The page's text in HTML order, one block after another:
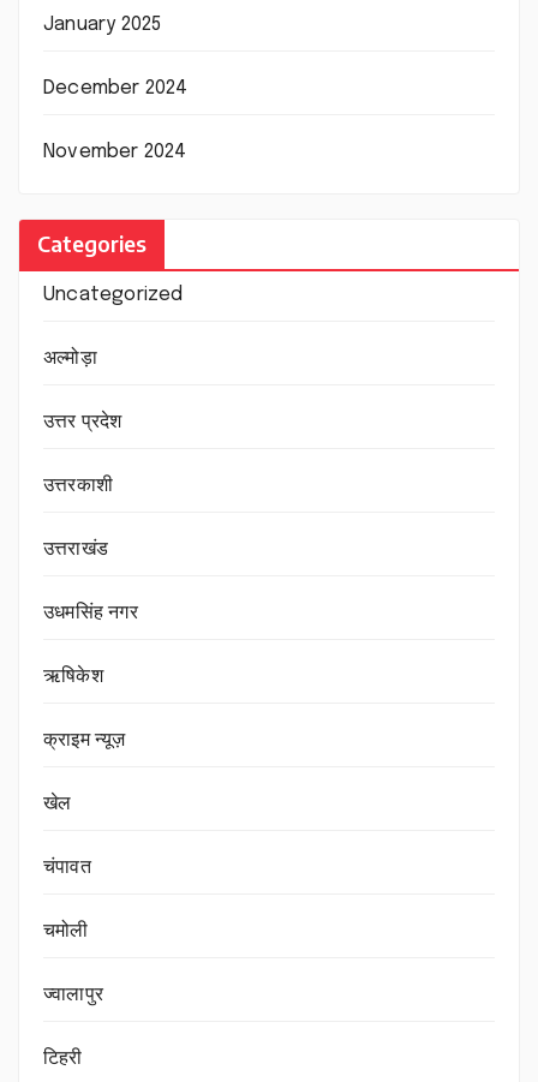
January 2025
December 2024
November 2024
Categories
Uncategorized
अल्मोड़ा
उत्तर प्रदेश
उत्तरकाशी
उत्तराखंड
उधमसिंह नगर
ऋषिकेश
क्राइम न्यूज़
खेल
चंपावत
चमोली
ज्वालापुर
टिहरी